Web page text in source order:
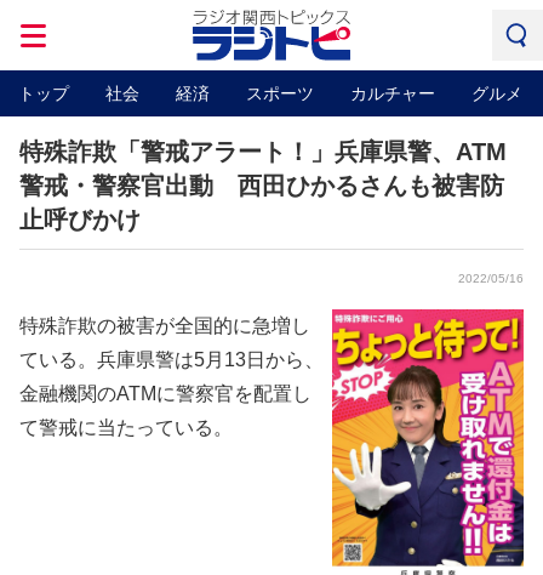
トップ 社会 経済 スポーツ カルチャー グルメ
特殊詐欺「警戒アラート！」兵庫県警、ATM
警戒・警察官出動 西田ひかるさんも被害防
止呼びかけ
2022/05/16
特殊詐欺の被害が全国的に急増し
ている。兵庫県警は5月13日から、
金融機関のATMに警察官を配置し
て警戒に当たっている。